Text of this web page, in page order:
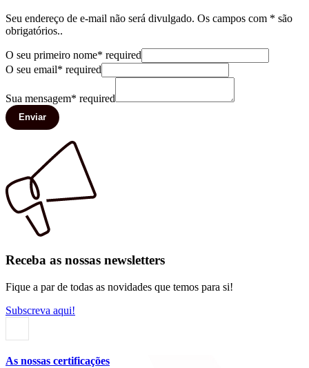
Seu endereço de e-mail não será divulgado. Os campos com * são
obrigatórios..
O seu primeiro nome* required
O seu email* required
Sua mensagem* required
Enviar
Receba as nossas newsletters
Fique a par de todas as novidades que temos para si!
Subscreva aqui!
As nossas certificações